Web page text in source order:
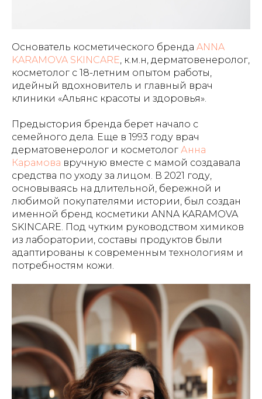
Основатель косметического бренда ANNA
KARAMOVA SKINCARE, к.м.н, дерматовенеролог,
косметолог с 18-летним опытом работы,
идейный вдохновитель и главный врач
клиники «Альянс красоты и здоровья».
Предыстория бренда берет начало с
семейного дела. Еще в 1993 году врач
дерматовенеролог и косметолог Анна
Карамова вручную вместе с мамой создавала
средства по уходу за лицом. В 2021 году,
основываясь на длительной, бережной и
любимой покупателями истории, был создан
именной бренд косметики ANNA KARAMOVA
SKINCARE. Под чутким руководством химиков
из лаборатории, составы продуктов были
адаптированы к современным технологиям и
потребностям кожи.